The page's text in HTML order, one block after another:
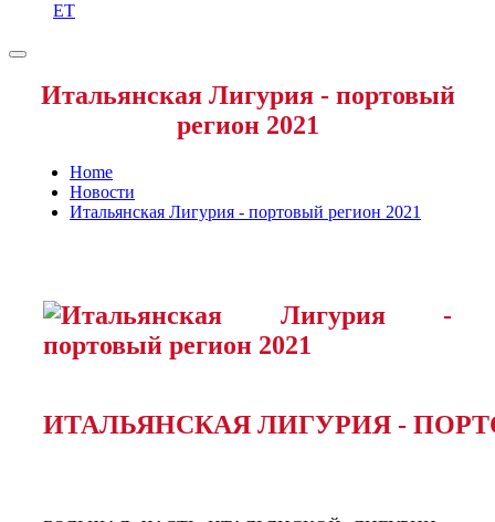
ET
Итальянская Лигурия - портовый
регион 2021
Home
Новости
Итальянская Лигурия - портовый регион 2021
ИТАЛЬЯНСКАЯ ЛИГУРИЯ -